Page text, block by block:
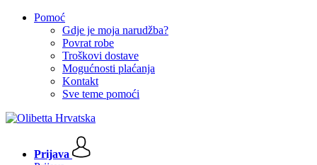
Pomoć
Gdje je moja narudžba?
Povrat robe
Troškovi dostave
Mogućnosti plaćanja
Kontakt
Sve teme pomoći
Prijava